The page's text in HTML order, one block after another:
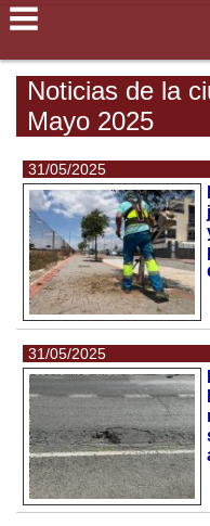
Noticias de la
Mayo 2025
31/05/2025
31/05/2025